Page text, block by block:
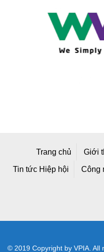
Trang chủ Giới
Tin tức Hiệp hội Công
© 2019 Copyright by VPIA. All